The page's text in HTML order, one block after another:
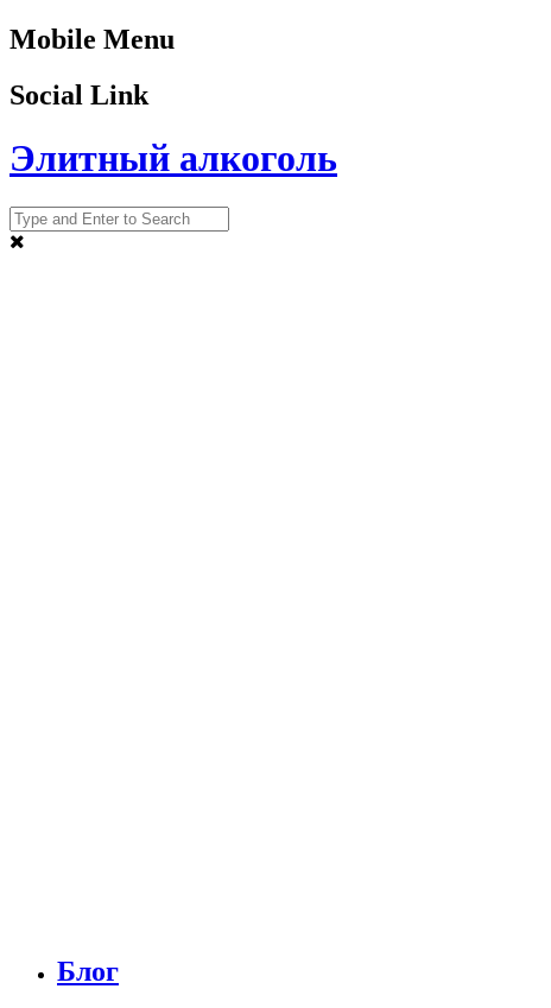
Mobile Menu
Social Link
Элитный алкоголь
Блог